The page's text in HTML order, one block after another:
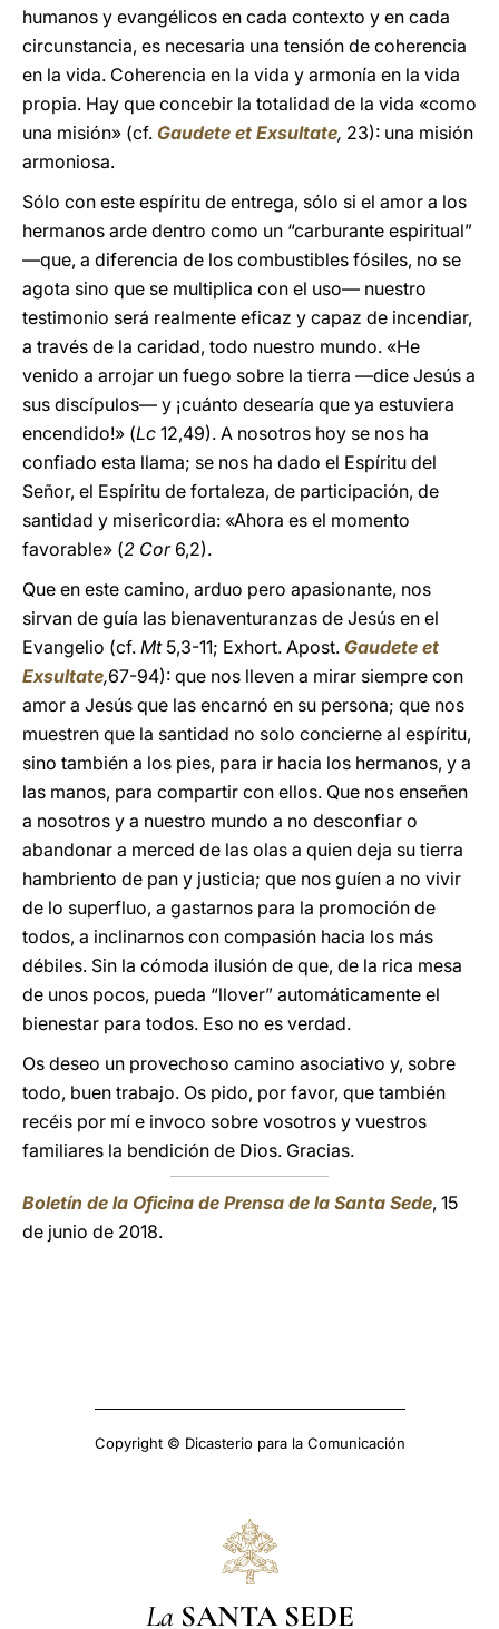
humanos y evangélicos en cada contexto y en cada
circunstancia, es necesaria una tensión de coherencia
en la vida. Coherencia en la vida y armonía en la vida
propia. Hay que concebir la totalidad de la vida «como
una misión» (cf. Gaudete et Exsultate, 23): una misión
armoniosa.
Sólo con este espíritu de entrega, sólo si el amor a los
hermanos arde dentro como un “carburante espiritual”
—que, a diferencia de los combustibles fósiles, no se
agota sino que se multiplica con el uso— nuestro
testimonio será realmente eficaz y capaz de incendiar,
a través de la caridad, todo nuestro mundo. «He
venido a arrojar un fuego sobre la tierra —dice Jesús a
sus discípulos— y ¡cuánto desearía que ya estuviera
encendido!» (Lc 12,49). A nosotros hoy se nos ha
confiado esta llama; se nos ha dado el Espíritu del
Señor, el Espíritu de fortaleza, de participación, de
santidad y misericordia: «Ahora es el momento
favorable» (2 Cor6,2).
Que en este camino, arduo pero apasionante, nos
sirvan de guía las bienaventuranzas de Jesús en el
Evangelio (cf. Mt 5,3-11; Exhort. Apost. Gaudete et
Exsultate,67-94): que nos lleven a mirar siempre con
amor a Jesús que las encarnó en su persona; que nos
muestren que la santidad no solo concierne al espíritu,
sino también a los pies, para ir hacia los hermanos, y a
las manos, para compartir con ellos. Que nos enseñen
a nosotros y a nuestro mundo a no desconfiar o
abandonar a merced de las olas a quien deja su tierra
hambriento de pan y justicia; que nos guíen a no vivir
de lo superfluo, a gastarnos para la promoción de
todos, a inclinarnos con compasión hacia los más
débiles. Sin la cómoda ilusión de que, de la rica mesa
de unos pocos, pueda “llover” automáticamente el
bienestar para todos. Eso no es verdad.
Os deseo un provechoso camino asociativo y, sobre
todo, buen trabajo. Os pido, por favor, que también
recéis por mí e invoco sobre vosotros y vuestros
familiares la bendición de Dios. Gracias.
Boletín de la Oficina de Prensa de la Santa Sede, 15
de junio de 2018.
Copyright © Dicasterio para la Comunicación
La SANTA SEDE